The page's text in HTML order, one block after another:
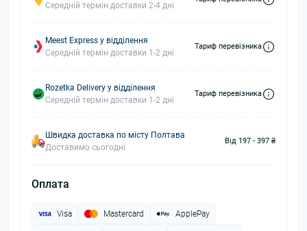
Середній термін доставки 2-4 дні
Meest Express у відділення
Середній термін доставки 1-2 дні
Тариф перевізника
Rozetka Delivery у відділення
Середній термін доставки 1-2 дні
Тариф перевізника
Швидка доставка по місту Полтава
Доставимо сьогодні
Від 197 - 397 ₴
Оплата
Visa Mastercard ApplePay